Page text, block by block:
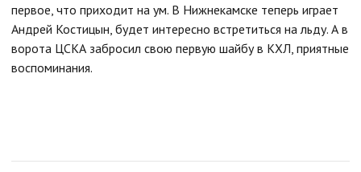
первое, что приходит на ум. В Нижнекамске теперь играет
Андрей Костицын, будет интересно встретиться на льду. А в
ворота ЦСКА забросил свою первую шайбу в КХЛ, приятные
воспоминания.